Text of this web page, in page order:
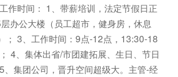
作时间： 1、带薪培训，法定节假日正
办公大楼（员工超市，健身房，休息
； 3、工作时间：9点-12点，13:30-18
4、集体出省/市团建拓展、生日、节日
、集团公司，晋升空间超级大。主管-经